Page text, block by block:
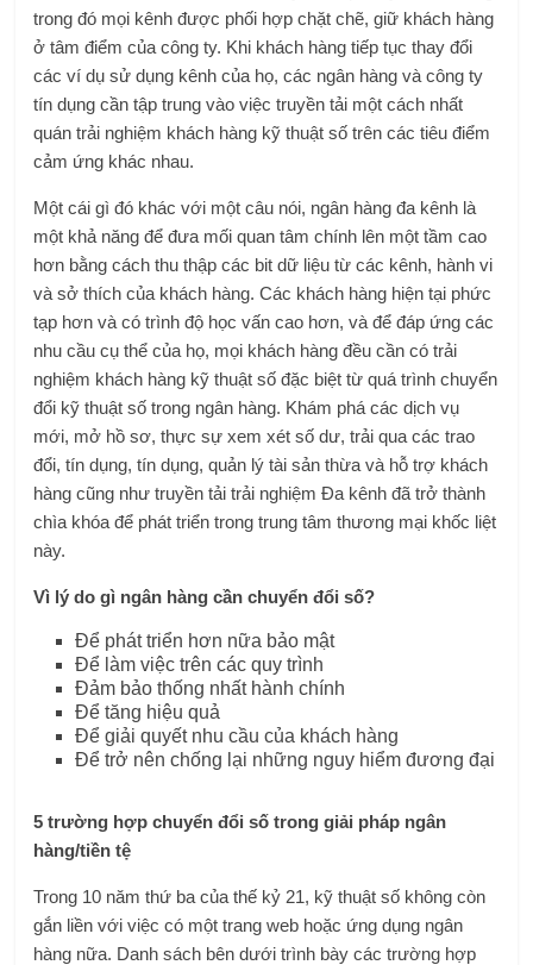
trong đó mọi kênh được phối hợp chặt chẽ, giữ khách hàng
ở tâm điểm của công ty. Khi khách hàng tiếp tục thay đổi
các ví dụ sử dụng kênh của họ, các ngân hàng và công ty
tín dụng cần tập trung vào việc truyền tải một cách nhất
quántrải nghiệm khách hàng kỹ thuật số trên các tiêu điểm
cảm ứng khác nhau.
Một cái gì đó khác với một câu nói, ngân hàng đa kênh là
một khả năng để đưa mối quan tâm chính lên một tầm cao
hơn bằng cách thu thập các bit dữ liệu từ các kênh, hành vi
và sở thích của khách hàng. Các khách hàng hiện tại phức
tạp hơn và có trình độ học vấn cao hơn, và để đáp ứng các
nhu cầu cụ thể của họ, mọi khách hàng đều cần có trải
nghiệm khách hàng kỹ thuật số đặc biệt từ quá trình chuyển
đổi kỹ thuật số trong ngân hàng. Khám phá các dịch vụ
mới, mở hồ sơ, thực sự xem xét số dư, trải qua các trao
đổi, tín dụng, tín dụng, quản lý tài sản thừa và hỗ trợ khách
hàng cũng như truyền tải trải nghiệm Đa kênh đã trở thành
chìa khóa để phát triển trong trung tâm thương mại khốc liệt
này.
Vì lý do gì ngân hàng cần chuyển đổi số?
Để phát triển hơn nữa bảo mật
Để làm việc trên các quy trình
Đảm bảo thống nhất hành chính
Để tăng hiệu quả
Để giải quyết nhu cầu của khách hàng
Để trở nên chống lại những nguy hiểm đương đại
5 trường hợp chuyển đổi số trong giải pháp ngân
hàng/tiền tệ
Trong 10 năm thứ ba của thế kỷ 21, kỹ thuật số không còn
gắn liền với việc có một trang web hoặc ứng dụng ngân
hàng nữa. Danh sách bên dưới trình bày các trường hợp